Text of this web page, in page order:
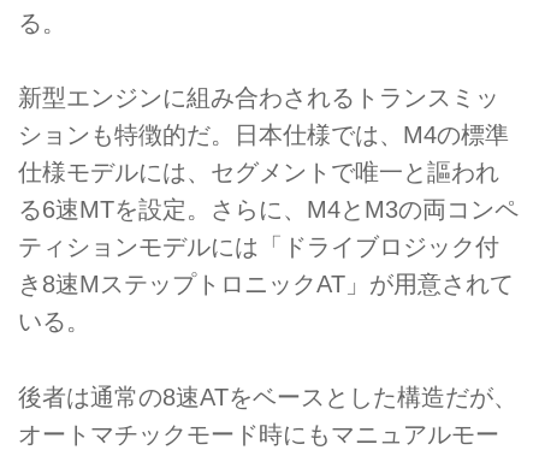
る。
新型エンジンに組み合わされるトランスミッ
ションも特徴的だ。日本仕様では、M4の標準
仕様モデルには、セグメントで唯一と謳われ
る6速MTを設定。さらに、M4とM3の両コンペ
ティションモデルには「ドライブロジック付
き8速MステップトロニックAT」が用意されて
いる。
後者は通常の8速ATをベースとした構造だが、
オートマチックモード時にもマニュアルモー